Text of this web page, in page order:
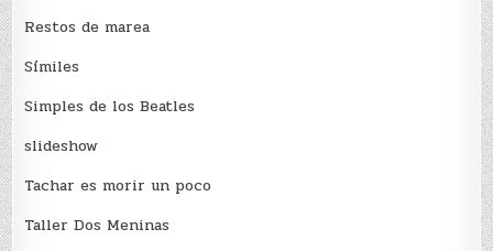
Restos de marea
Sí­miles
Simples de los Beatles
slideshow
Tachar es morir un poco
Taller Dos Meninas